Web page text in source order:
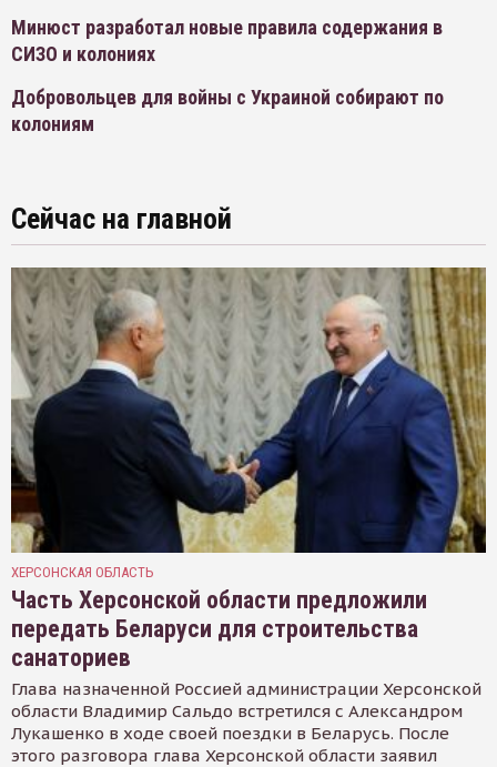
Минюст разработал новые правила содержания в
СИЗО и колониях
Добровольцев для войны с Украиной собирают по
колониям
Сейчас на главной
ХЕРСОНСКАЯ ОБЛАСТЬ
Часть Херсонской области предложили
передать Беларуси для строительства
санаториев
Глава назначенной Россией администрации Херсонской
области Владимир Сальдо встретился с Александром
Лукашенко в ходе своей поездки в Беларусь. После
этого разговора глава Херсонской области заявил